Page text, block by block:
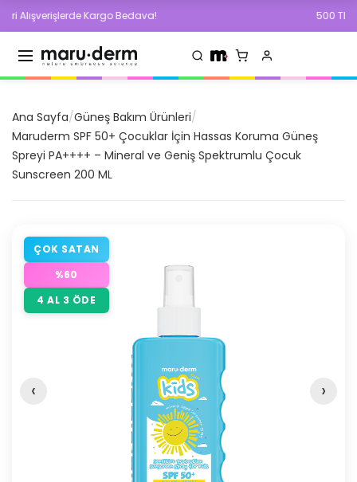
Kargo Bedava! 500 TL ve
Ana Sayfa/Güneş Bakım Ürünleri/
Maruderm SPF 50+ Çocuklar İçin Hassas Koruma Güneş
Spreyi PA++++ – Mineral ve Geniş Spektrumlu Çocuk
Sunscreen 200 ML
ÇOK SATAN
%60
4 AL 3 ÖDE
‹ ›